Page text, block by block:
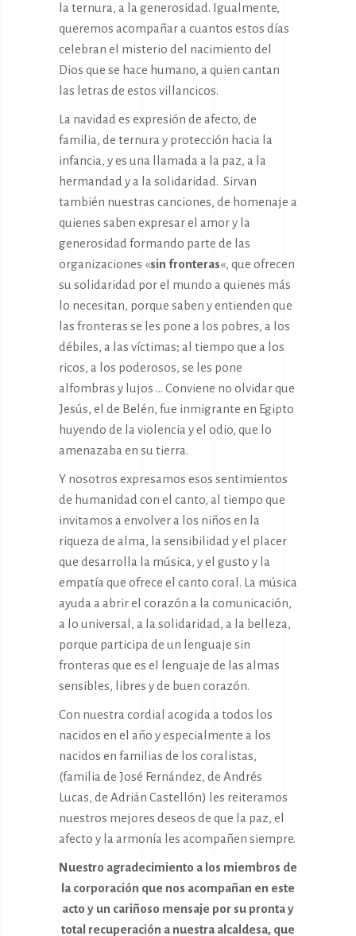
la ternura, a la generosidad. Igualmente,
queremos acompañar a cuantos estos días
celebran el misterio del nacimiento del
Dios que se hace humano, a quien cantan
las letras de estos villancicos.
La navidad es expresión de afecto, de
familia, de ternura y protección hacia la
infancia, y es una llamada a la paz, a la
hermandad y a la solidaridad. Sirvan
también nuestras canciones, de homenaje a
quienes saben expresar el amor y la
generosidad formando parte de las
organizaciones «sin fronteras«, que ofrecen
su solidaridad por el mundo a quienes más
lo necesitan, porque saben y entienden que
las fronteras se les pone a los pobres, a los
débiles, a las víctimas; al tiempo que a los
ricos, a los poderosos, se les pone
alfombras y lujos … Conviene no olvidar que
Jesús, el de Belén, fue inmigrante en Egipto
huyendo de la violencia y el odio, que lo
amenazaba en su tierra.
Y nosotros expresamos esos sentimientos
de humanidad con el canto, al tiempo que
invitamos a envolver a los niños en la
riqueza de alma, la sensibilidad y el placer
que desarrolla la música, y el gusto y la
empatía que ofrece el canto coral. La música
ayuda a abrir el corazón a la comunicación,
a lo universal, a la solidaridad, a la belleza,
porque participa de un lenguaje sin
fronteras que es el lenguaje de las almas
sensibles, libres y de buen corazón.
Con nuestra cordial acogida a todos los
nacidos en el año y especialmente a los
nacidos en familias de los coralistas,
(familia de José Fernández, de Andrés
Lucas, de Adrián Castellón) les reiteramos
nuestros mejores deseos de que la paz, el
afecto y la armonía les acompañen siempre.
Nuestro agradecimiento a los miembros de
la corporación que nos acompañan en este
acto y un cariñoso mensaje por su pronta y
total recuperación a nuestra alcaldesa, que